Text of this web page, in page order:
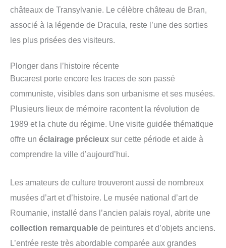
châteaux de Transylvanie. Le célèbre château de Bran,
associé à la légende de Dracula, reste l’une des sorties
les plus prisées des visiteurs.
Plonger dans l’histoire récente
Bucarest porte encore les traces de son passé
communiste, visibles dans son urbanisme et ses musées.
Plusieurs lieux de mémoire racontent la révolution de
1989 et la chute du régime. Une visite guidée thématique
offre un éclairage précieux sur cette période et aide à
comprendre la ville d’aujourd’hui.
Les amateurs de culture trouveront aussi de nombreux
musées d’art et d’histoire. Le musée national d’art de
Roumanie, installé dans l’ancien palais royal, abrite une
collection remarquable de peintures et d’objets anciens.
L’entrée reste très abordable comparée aux grandes